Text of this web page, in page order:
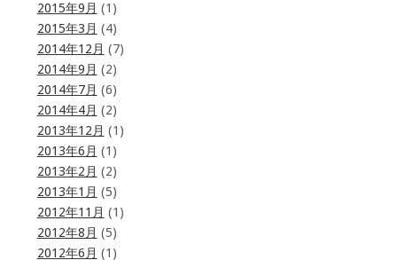
2015年9月 (1)
2015年3月 (4)
2014年12月 (7)
2014年9月 (2)
2014年7月 (6)
2014年4月 (2)
2013年12月 (1)
2013年6月 (1)
2013年2月 (2)
2013年1月 (5)
2012年11月 (1)
2012年8月 (5)
2012年6月 (1)